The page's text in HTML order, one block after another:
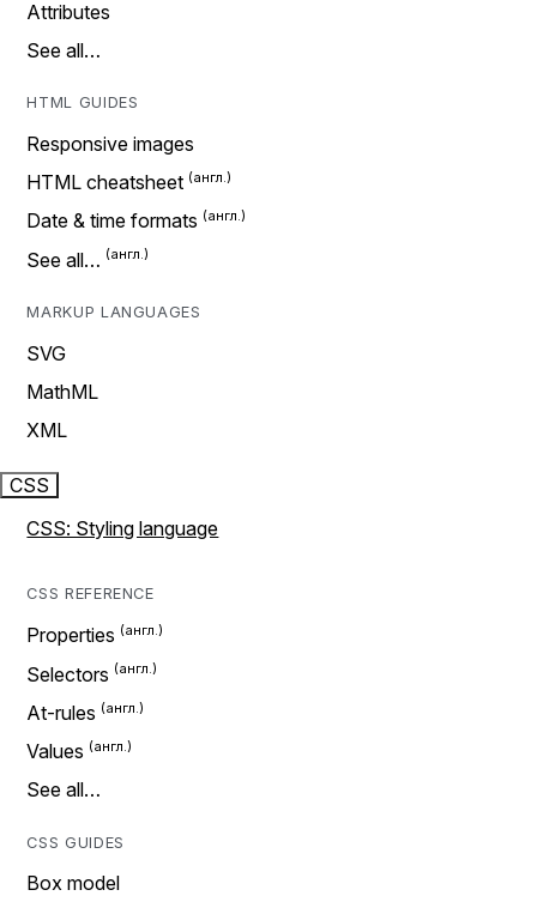
Attributes
See all…
HTML GUIDES
Responsive images
HTML cheatsheet
Date & time formats
See all…
MARKUP LANGUAGES
SVG
MathML
XML
CSS
CSS: Styling language
CSS REFERENCE
Properties
Selectors
At-rules
Values
See all…
CSS GUIDES
Box model